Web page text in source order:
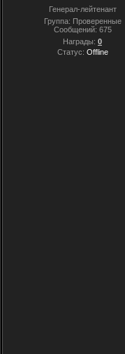
Генерал-лейтенант
Группа: Проверенные
Сообщений: 675
Награды: 0
Статус: Offline